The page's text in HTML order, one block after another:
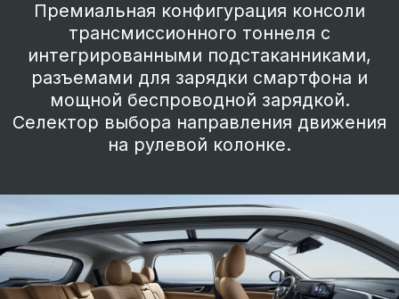
Экономия топлива при сохранении
динамичности. Запас хода, недоступный
для автомобилей с обычным ДВС (1250
Объединяет в себе преимущества
электромобиля и традиционного
автомобиля с ДВС.